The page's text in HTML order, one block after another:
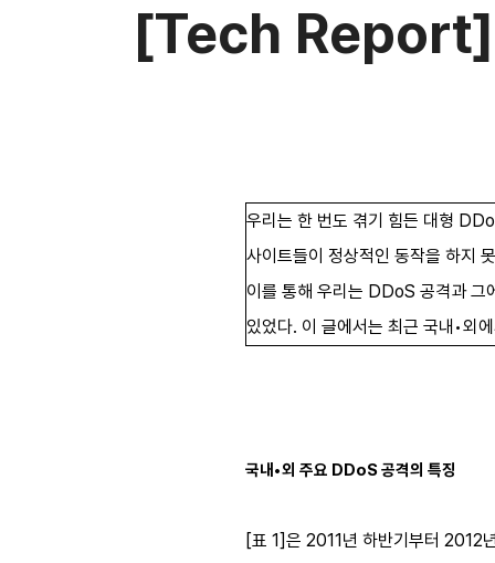
[Tech Report]
우리는 한 번도 겪기 힘든 대형
사이트들이 정상적인 동작을 하지
이를 통해 우리는 DDoS 공격과 그
있었다. 이 글에서는 최근 국내•외
국내•외 주요 DDoS 공격의 특징
[표 1]은 2011년 하반기부터 2012